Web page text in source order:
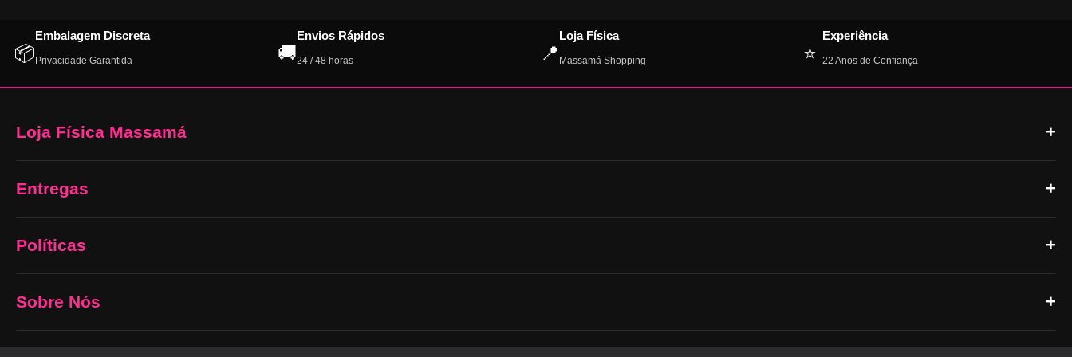
📦
Embalagem Discreta
Privacidade Garantida 🚚
Envios Rápidos
24 / 48 horas 📍
Loja Física
Massamá Shopping ⭐
Experiência
22 Anos de Confiança
Loja Física Massamá
Entregas
Políticas
Sobre Nós